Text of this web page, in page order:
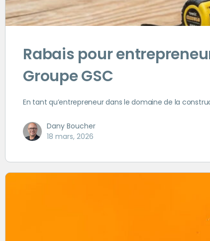
Rabais pour
Groupe GSC
En tant qu’entrepreneur dans le domaine de la
Dany Boucher
18 mars, 2026